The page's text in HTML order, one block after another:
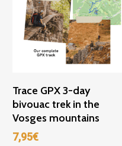
Ajouter Au Panier
Trace GPX 3-day
bivouac trek in the
Vosges mountains
7,95€